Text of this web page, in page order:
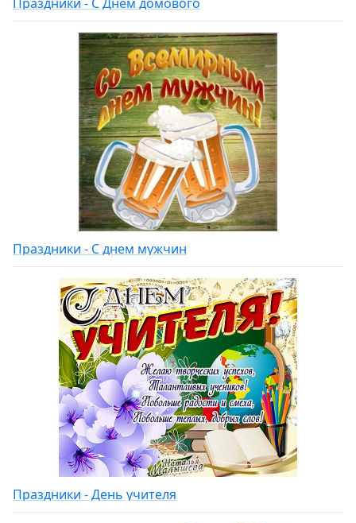
Праздники - С днем мужчин
Праздники - День учителя